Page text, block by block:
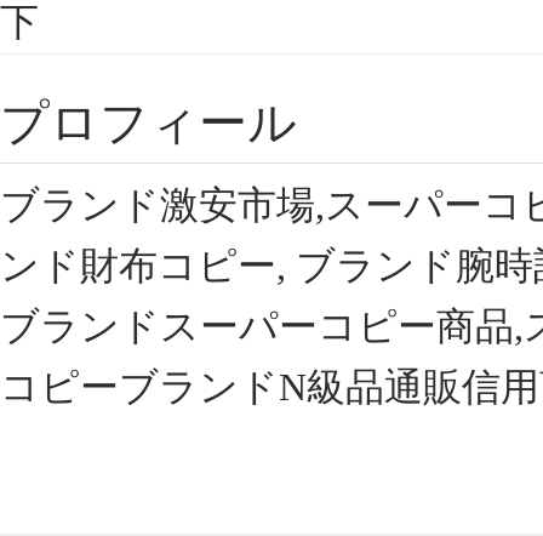
下
プロフィール
ブランド激安市場,スーパー
ンド財布コピー, ブランド腕
ブランドスーパーコピー商品
コピーブランドN級品通販信